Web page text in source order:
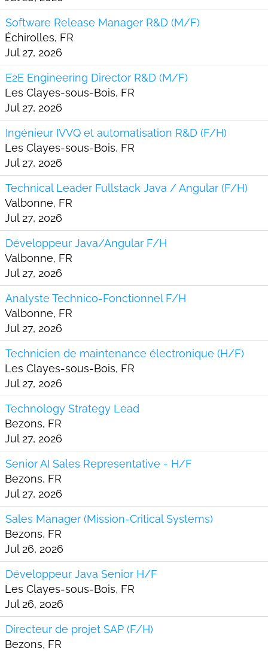
Software Release Manager R&D (M/F)
Échirolles, FR
Jul 27, 2026
E2E Engineering Director R&D (M/F)
Les Clayes-sous-Bois, FR
Jul 27, 2026
Ingénieur IVVQ et automatisation R&D (F/H)
Les Clayes-sous-Bois, FR
Jul 27, 2026
Technical Leader Fullstack Java / Angular (F/H)
Valbonne, FR
Jul 27, 2026
Développeur Java/Angular F/H
Valbonne, FR
Jul 27, 2026
Analyste Technico-Fonctionnel F/H
Valbonne, FR
Jul 27, 2026
Technicien de maintenance électronique (H/F)
Les Clayes-sous-Bois, FR
Jul 27, 2026
Technology Strategy Lead
Bezons, FR
Jul 27, 2026
Senior AI Sales Representative - H/F
Bezons, FR
Jul 27, 2026
Sales Manager (Mission-Critical Systems)
Bezons, FR
Jul 26, 2026
Développeur Java Senior H/F
Les Clayes-sous-Bois, FR
Jul 26, 2026
Directeur de projet SAP (F/H)
Bezons, FR